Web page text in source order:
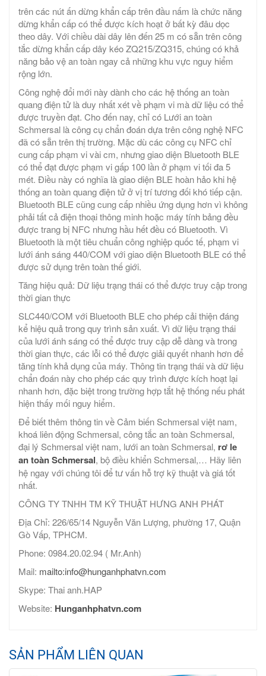
trên các nút ấn dừng khẩn cấp trên đầu nấm là chức năng
dừng khẩn cấp có thể được kích hoạt ở bất kỳ đâu dọc
theo dây. Với chiều dài dây lên đến 25 m có sẵn trên công
tắc dừng khẩn cấp dây kéo ZQ215/ZQ315, chúng có khả
năng bảo vệ an toàn ngay cả những khu vực nguy hiểm
rộng lớn.
Công nghệ đổi mới này dành cho các hệ thống an toàn
quang điện tử là duy nhất xét về phạm vi mà dữ liệu có thể
được truyền đạt. Cho đến nay, chỉ có Lưới an toàn
Schmersal là công cụ chẩn đoán dựa trên công nghệ NFC
đã có sẵn trên thị trường. Mặc dù các công cụ NFC chỉ
cung cấp phạm vi vài cm, nhưng giao diện Bluetooth BLE
có thể đạt được phạm vi gấp 100 lần ở phạm vi tối đa 5
mét. Điều này có nghĩa là giao diện BLE hoàn hảo khi hệ
thống an toàn quang điện tử ở vị trí tương đối khó tiếp cận.
Bluetooth BLE cũng cung cấp nhiều ứng dụng hơn vì không
phải tất cả điện thoại thông minh hoặc máy tính bảng đều
được trang bị NFC nhưng hầu hết đều có Bluetooth. Vì
Bluetooth là một tiêu chuẩn công nghiệp quốc tế, phạm vi
lưới ánh sáng 440/COM với giao diện Bluetooth BLE có thể
được sử dụng trên toàn thế giới.
Tăng hiệu quả: Dữ liệu trạng thái có thể được truy cập trong
thời gian thực
SLC440/COM với Bluetooth BLE cho phép cải thiện đáng
kể hiệu quả trong quy trình sản xuất. Vì dữ liệu trạng thái
của lưới ánh sáng có thể được truy cập dễ dàng và trong
thời gian thực, các lỗi có thể được giải quyết nhanh hơn để
tăng tính khả dụng của máy. Thông tin trạng thái và dữ liệu
chẩn đoán này cho phép các quy trình được kích hoạt lại
nhanh hơn, đặc biệt trong trường hợp tắt hệ thống nếu phát
hiện thấy mối nguy hiểm.
Để biết thêm thông tin về Cảm biến Schmersal việt nam,
khoá liên động Schmersal, công tắc an toàn Schmersal,
đại lý Schmersal việt nam, lưới an toàn Schmersal, rơ le
an toàn Schmersal, bộ điều khiển Schmersal,… Hãy liên
hệ ngay với chúng tôi để tư vấn hỗ trợ kỹ thuật và giá tốt
nhất.
CÔNG TY TNHH TM KỸ THUẬT HƯNG ANH PHÁT
Địa Chỉ: 226/65/14 Nguyễn Văn Lượng, phường 17, Quận
Gò Vấp, TPHCM.
Phone: 0984.20.02.94 ( Mr.Anh)
Mail: mailto:info@hunganhphatvn.com
Skype: Thai anh.HAP
Website: Hunganhphatvn.com
SẢN PHẨM LIÊN QUAN